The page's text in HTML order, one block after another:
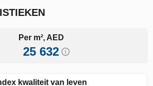
Per m², AED
25 632
kwaliteit van leven